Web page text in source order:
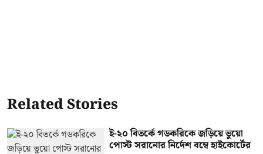
Related Stories
ই-২০ বিতর্কে গডকরিকে জড়িয়ে ভুয়ো
পোস্ট সরানোর নির্দেশ বম্বে হাইকোর্টের